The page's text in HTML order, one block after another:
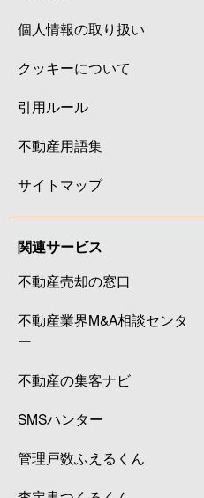
個人情報の取り扱い
クッキーについて
引用ルール
不動産用語集
サイトマップ
関連サービス
不動産売却の窓口
不動産業界M&A相談センタ
ー
不動産の集客ナビ
SMSハンター
管理戸数ふえるくん